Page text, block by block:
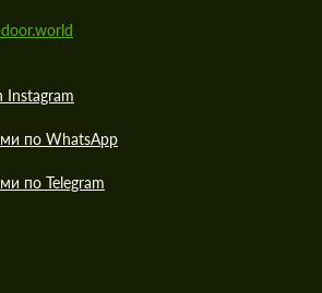
Instagram
по WhatsApp
по Telegram